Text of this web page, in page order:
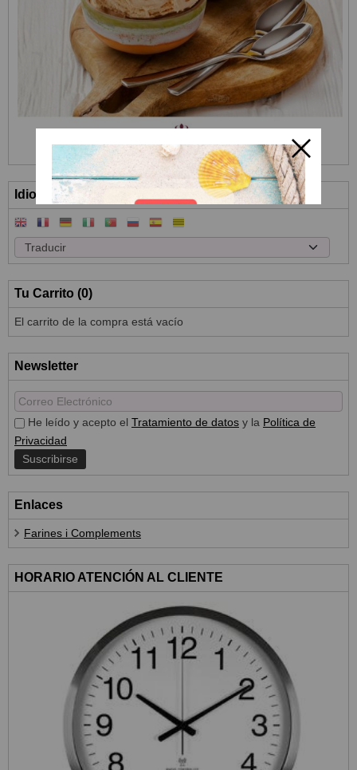
Idioma
Tu Carrito (0)
El carrito de la compra está vacío
Newsletter
He leído y acepto el Tratamiento de datos y la Política de
Privacidad
Enlaces
Farines i Complements
HORARIO ATENCIÓN AL CLIENTE